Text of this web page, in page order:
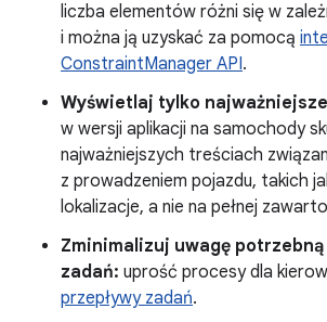
liczba elementów różni się w
i można ją uzyskać za pomocą
ConstraintManager API.
Wyświetlaj tylko
w wersji aplikacji na samochody
najważniejszych treściach
z prowadzeniem pojazdu, takich
lokalizacje, a nie na pełnej
Zminimalizuj uwagę
zadań: uprość procesy dla
przepływy zadań.